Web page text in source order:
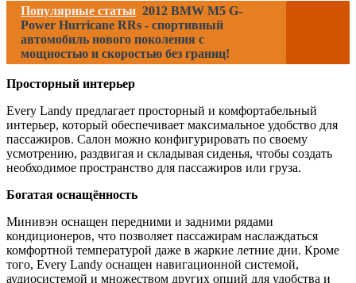
Популярные статьи 2012 BMW M5 G-
Power Hurricane RRs - спортивный
автомобиль нового поколения с
мощностью и скоростью без границ!
Просторный интерьер
Every Landy предлагает просторный и комфортабельный
интерьер, который обеспечивает максимальное удобство для
пассажиров. Салон можно конфигурировать по своему
усмотрению, раздвигая и складывая сиденья, чтобы создать
необходимое пространство для пассажиров или груза.
Богатая оснащённость
Минивэн оснащен передними и задними рядами
кондиционеров, что позволяет пассажирам наслаждаться
комфортной температурой даже в жаркие летние дни. Кроме
того, Every Landy оснащен навигационной системой,
аудиосистемой и множеством других опций для удобства и